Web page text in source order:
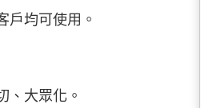
戶均可使用。
、大眾化。